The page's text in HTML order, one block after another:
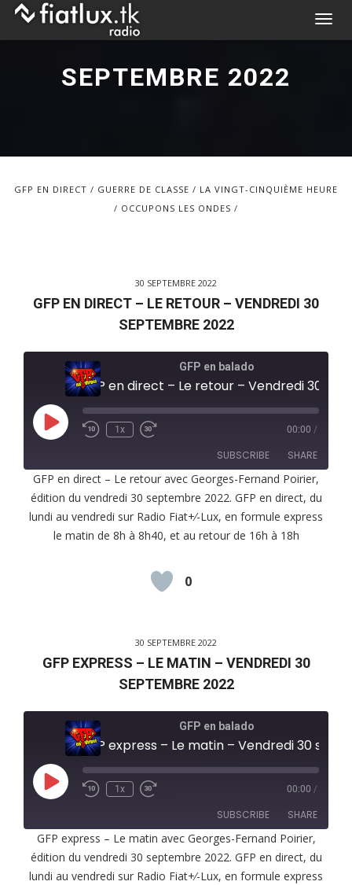
Skip
T
o
a
i
SEPTEMBRE 2022
GFP EN DIRECT GUERRE DE CLASSE
LA VINGT-CINQUIÈME HEURE
OCCUPONS LES ONDES
30 SEPTEMBRE 2022
GFP EN DIRECT – LE RETOUR – VENDREDI 30
SEPTEMBRE 2022
GFP en balado
Play
Episode
1x 00:00 /
SUBSCRIBE SHARE
RSS FEED
SHARE
LINK
GFP en direct – Le retour avec Georges-Fernand Poirier,
édition du vendredi 30 septembre 2022. GFP en direct, du
lundi au vendredi sur Radio Fiat+⁄-Lux, en formule express
le matin de 8h à 8h40, et au retour de 16h à 18h
0
30 SEPTEMBRE 2022
GFP EXPRESS – LE MATIN – VENDREDI 30
SEPTEMBRE 2022
GFP en balado
Play
Episode
1x 00:00 /
SUBSCRIBE SHARE
RSS FEED
SHARE
GFP express – Le matin avec Georges-Fernand Poirier,
édition du vendredi 30 septembre 2022. GFP en direct, du
lundi au vendredi sur Radio Fiat+⁄-Lux, en formule express